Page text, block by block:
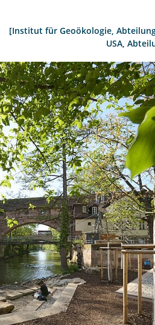
[Institut für Geoökologie,
USA,